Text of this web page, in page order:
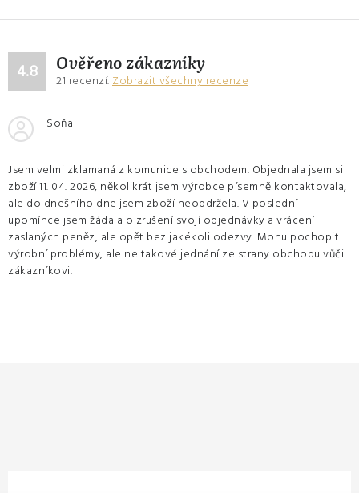
4.8 Ověřeno zákazníky
21 recenzí. Zobrazit všechny recenze
Soňa
Jsem velmi zklamaná z komunice s obchodem. Objednala jsem si
zboží 11. 04. 2026, několikrát jsem výrobce písemně kontaktovala,
ale do dnešního dne jsem zboží neobdržela. V poslední
upomínce jsem žádala o zrušení svojí objednávky a vrácení
zaslaných peněz, ale opět bez jakékoli odezvy. Mohu pochopit
výrobní problémy, ale ne takové jednání ze strany obchodu vůči
zákazníkovi.